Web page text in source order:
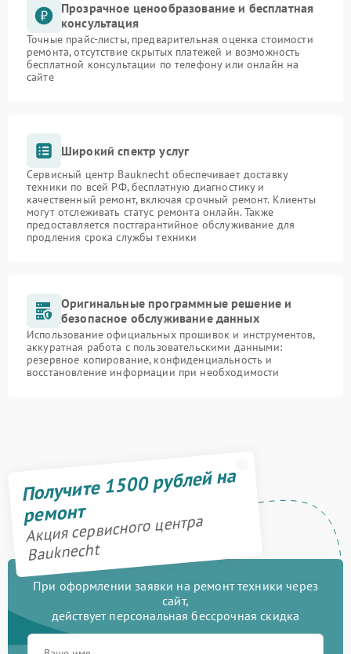
Прозрачное ценообразование и бесплатная
консультация
Точные прайс-листы, предварительная оценка стоимости
ремонта, отсутствие скрытых платежей и возможность
бесплатной консультации по телефону или онлайн на
сайте
Широкий спектр услуг
Сервисный центр Bauknecht обеспечивает доставку
техники по всей РФ, бесплатную диагностику и
качественный ремонт, включая срочный ремонт. Клиенты
могут отслеживать статус ремонта онлайн. Также
предоставляется постгарантийное обслуживание для
продления срока службы техники
Оригинальные программные решение и
безопасное обслуживание данных
Использование официальных прошивок и инструментов,
аккуратная работа с пользовательскими данными:
резервное копирование, конфиденциальность и
восстановление информации при необходимости
Получите 1500 рублей на
ремонт
Акция сервисного центра
Bauknecht
При оформлении заявки на ремонт техники через
сайт,
действует персональная бессрочная скидка